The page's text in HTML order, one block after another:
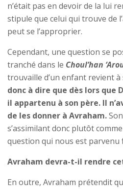
n’était pas en devoir de la lui
stipule que celui qui trouve de
peut se l’approprier.
Cependant, une question se
tranché dans le Choul’han
trouvaille d’un enfant revient à
donc à dire que dès lors que
il appartenu à son père. Il
de les donner à Avraham.
s’assimilant donc plutôt
question qui nous est parvenu
Avraham devra-t-il rendre
En outre, Avraham prétendit